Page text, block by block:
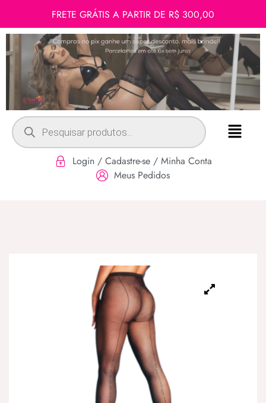
FRETE GRÁTIS A PARTIR DE R$ 300,00
Login / Cadastre-se / Minha Conta
Meus Pedidos